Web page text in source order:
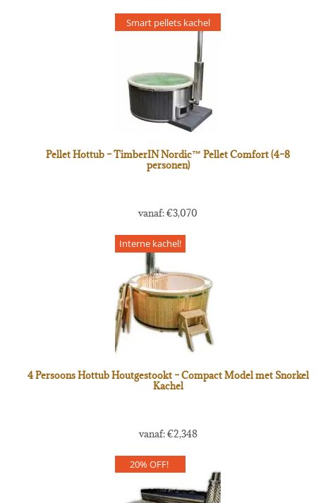
Smart pellets kachel
Pellet Hottub – TimberIN Nordic™ Pellet Comfort (4–8
personen)
vanaf:€3,070
Interne kachel!
4 Persoons Hottub Houtgestookt – Compact Model met Snorkel
Kachel
vanaf:€2,348
20% OFF!